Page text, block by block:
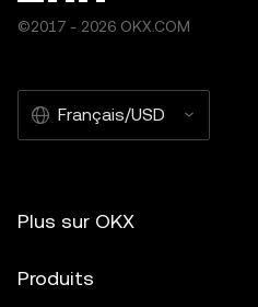
©2017 - 2026 OKX.COM
Français/USD
Plus sur OKX
Produits